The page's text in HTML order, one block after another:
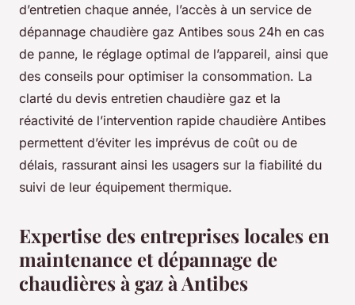
d’entretien chaque année, l’accès à un service de
dépannage chaudière gaz Antibes sous 24h en cas
de panne, le réglage optimal de l’appareil, ainsi que
des conseils pour optimiser la consommation. La
clarté du devis entretien chaudière gaz et la
réactivité de l’intervention rapide chaudière Antibes
permettent d’éviter les imprévus de coût ou de
délais, rassurant ainsi les usagers sur la fiabilité du
suivi de leur équipement thermique.
Expertise des entreprises locales en
maintenance et dépannage de
chaudières à gaz à Antibes